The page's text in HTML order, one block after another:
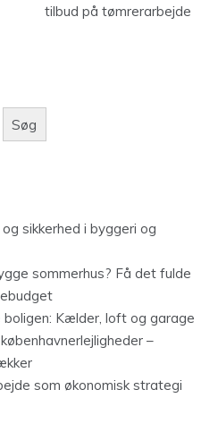
tilbud på tømrerarbejde
Søg
sikkerhed i byggeri og
sommerhus? Få det fulde
boligen: Kælder, loft og garage
–
som økonomisk strategi